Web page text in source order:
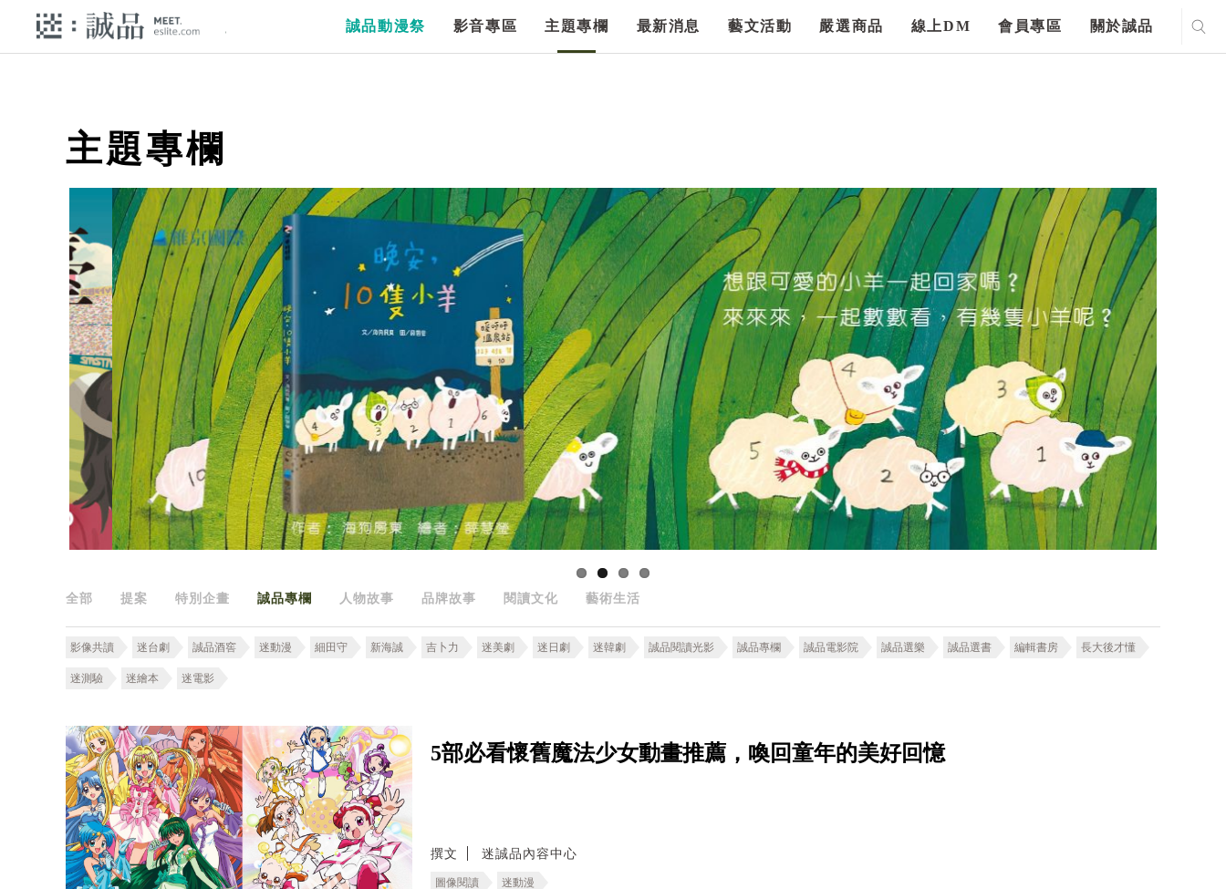
誠品動漫祭 影音專區 主題專欄 最新消息 藝文活動 嚴選商品 線上DM 會員專區 關於誠品
主題專欄
全部 提案 特別企畫 誠品專欄 人物故事 品牌故事 閱讀文化 藝術生活
影像共讀 迷台劇 誠品酒窖 迷動漫 細田守 新海誠 吉卜力 迷美劇 迷日劇 迷韓劇 誠品閱讀光影 誠品專欄 誠品電影院 誠品選樂 誠品選書 編輯書房 長大後才懂
迷測驗 迷繪本 迷電影
5部必看懷舊魔法少女動畫推薦，喚回童年的美好回憶
撰文 迷誠品內容中心
圖像閱讀 迷動漫